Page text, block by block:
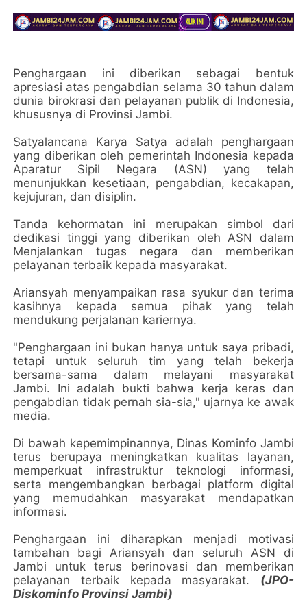
Penghargaan ini diberikan sebagai bentuk
apresiasi atas pengabdian selama 30 tahun dalam
dunia birokrasi dan pelayanan publik di Indonesia,
khususnya di Provinsi Jambi.
Satyalancana Karya Satya adalah penghargaan
yang diberikan oleh pemerintah Indonesia kepada
Aparatur Sipil Negara (ASN) yang telah
menunjukkan kesetiaan, pengabdian, kecakapan,
kejujuran, dan disiplin.
Tanda kehormatan ini merupakan simbol dari
dedikasi tinggi yang diberikan oleh ASN dalam
Menjalankan tugas negara dan memberikan
pelayanan terbaik kepada masyarakat.
Ariansyah menyampaikan rasa syukur dan terima
kasihnya kepada semua pihak yang telah
mendukung perjalanan kariernya.
"Penghargaan ini bukan hanya untuk saya pribadi,
tetapi untuk seluruh tim yang telah bekerja
bersama-sama dalam melayani masyarakat
Jambi. Ini adalah bukti bahwa kerja keras dan
pengabdian tidak pernah sia-sia," ujarnya ke awak
media.
Di bawah kepemimpinannya, Dinas Kominfo Jambi
terus berupaya meningkatkan kualitas layanan,
memperkuat infrastruktur teknologi informasi,
serta mengembangkan berbagai platform digital
yang memudahkan masyarakat mendapatkan
informasi.
Penghargaan ini diharapkan menjadi motivasi
tambahan bagi Ariansyah dan seluruh ASN di
Jambi untuk terus berinovasi dan memberikan
pelayanan terbaik kepada masyarakat. (JPO-
Diskominfo Provinsi Jambi)